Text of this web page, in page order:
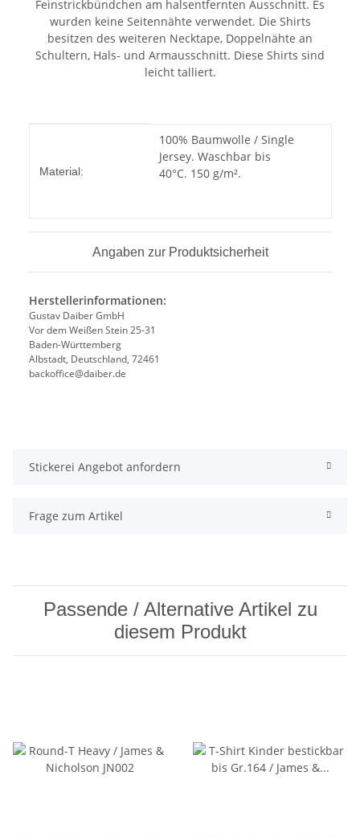
Feinstrickbündchen am halsentfernten Ausschnitt. Es
wurden keine Seitennähte verwendet. Die Shirts
besitzen des weiteren Necktape, Doppelnähte an
Schultern, Hals- und Armausschnitt. Diese Shirts sind
leicht talliert.
Material:
100% Baumwolle / Single
Jersey. Waschbar bis
40°C. 150 g/m².
Angaben zur Produktsicherheit
Herstellerinformationen:
Gustav Daiber GmbH
Vor dem Weißen Stein 25-31
Baden-Württemberg
Albstadt, Deutschland, 72461
backoffice@daiber.de
Stickerei Angebot anfordern
Frage zum Artikel
Passende / Alternative Artikel zu
diesem Produkt